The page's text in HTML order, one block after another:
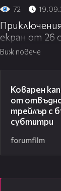
72
екран от 26
Виж повече
Коварен
от
трейлър с
субтитри
forumfilm